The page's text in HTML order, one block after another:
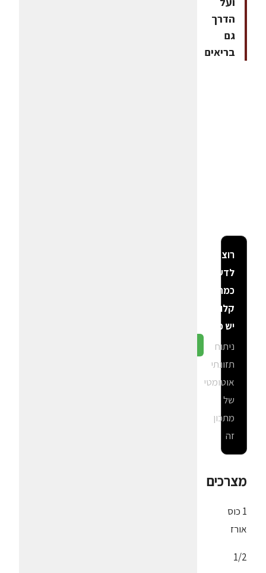
הדרך
גם
בריאים
רוצה
לדעת
כמה
קלוריות
יש פה?
ניתוח
תזונתי
אוטומטי
של
מתכון
זה
מצרכים
1 כוס
אורז
1/2